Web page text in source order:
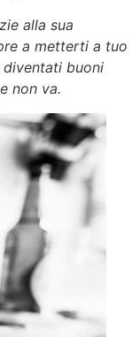
alla sua
a metterti a tuo
diventati buoni
non va.